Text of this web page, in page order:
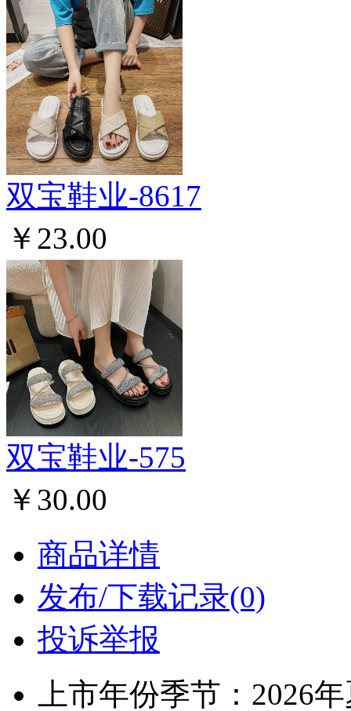
双宝鞋业-8617
￥23.00
双宝鞋业-575
￥30.00
商品详情
发布/下载记录(0)
投诉举报
上市年份季节：2026